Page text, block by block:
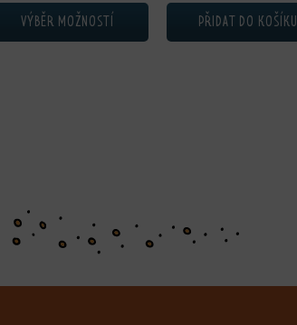
VÝBĚR MOŽNOSTÍ PŘIDAT DO KOŠÍKU